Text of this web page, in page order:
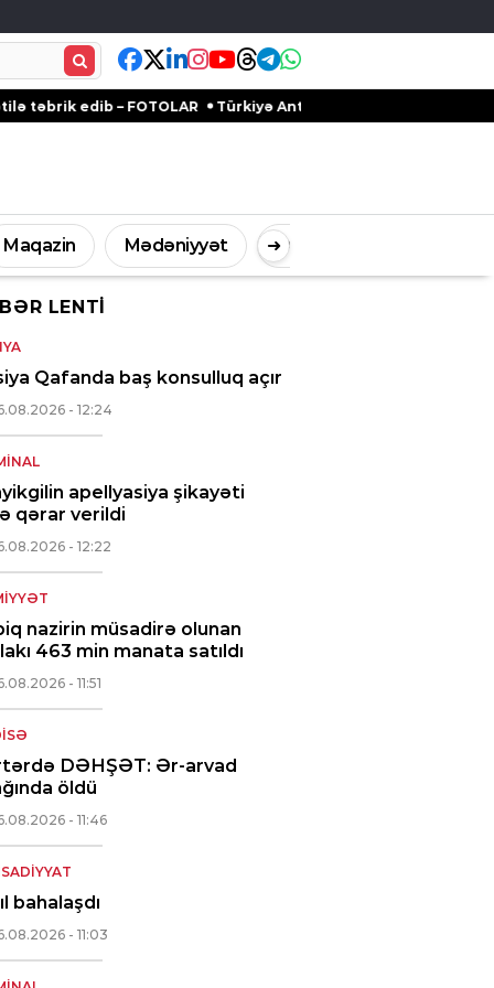
Türkiyə Antalyadakı bərpa olunan qədim
Maqazin Mədəniyyət Digər
➜
LENTI
Qafanda baş konsulluq açır
- 12:24
apellyasiya şikayəti
qərar verildi
- 12:22
nazirin müsadirə olunan
463 min manata satıldı
- 11:51
DƏHŞƏT: Ər-arvad
öldü
- 11:46
bahalaşdı
- 11:03